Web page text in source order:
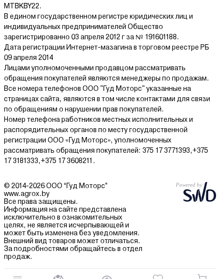
MTBKBY22.
В едином государственном регистре юридических лиц и
индивидуальных предпринимателей Общество
зарегистрированно 03 апреля 2012 г за № 191601188.
Дата регистрации Интернет-мазагина в торговом реестре РБ
09 апреля 2014
Лицами уполномоченными продавцом рассматривать
обращения покупателей являются менеджеры по продажам.
Все номера телефонов ООО "Гуд Моторс" указанные на
страницах сайта, являются в том числе контактами для связи
по обращениям о нарушении прав покупателей.
Номер телефона работников местных исполнительных и
распорядительных органов по месту государственной
регистрации ООО «Гуд Моторс», уполномоченных
рассматривать обращения покупателей: 375 17 3771393,+375
17 3181333,+375 17 3608211.
© 2014-2026 ООО “Гуд Моторс”
www.agrox.by
Все права защищены.
Информация на сайте представлена
исключительно в ознакомительных
целях, не является исчерпывающей и
может быть изменена без уведомления.
Внешний вид товаров может отличаться.
За подробностями обращайтесь в отдел
продаж.